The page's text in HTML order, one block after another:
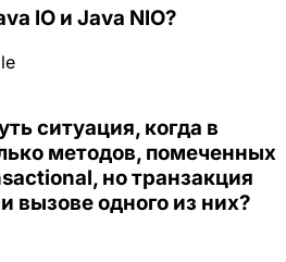
IO и Java NIO?
ситуация, когда в
методов, помеченных
но транзакция
вызове одного из них?